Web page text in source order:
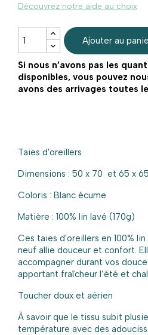
Découvrez notre aide au choix
Ajouter au
Si nous n’avons pas les
disponibles, vous pouvez
avons des arrivages toutes
Taies d'oreillers
Dimensions : 50 x 70 et 65 x 65
Coloris : Blanc écume
Matière : 100% lin lavé (170g)
Ces taies d'oreillers en 100%
neuf allie douceur et confort.
accompagner durant vos
apportant fraîcheur l’été et
Toucher doux et aérien
À savoir que le tissu subit
température avec des